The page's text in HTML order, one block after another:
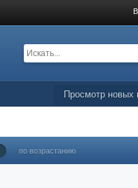
Просмотр новых
по возрастанию